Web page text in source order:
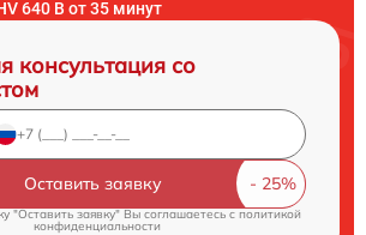
640 B от 35 минут
консультация со
Оставить заявку
"Оставить заявку" Вы соглашаетесь cполитикой
конфиденциальности